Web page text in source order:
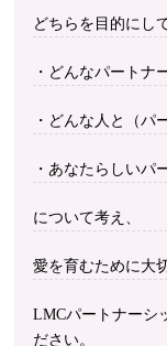
どちらを目的にし
・どんなパートナ
・どんな人と（パ
・あなたらしいパ
について考え、
愛を育むために大
LMCパートナーシ
ださい。